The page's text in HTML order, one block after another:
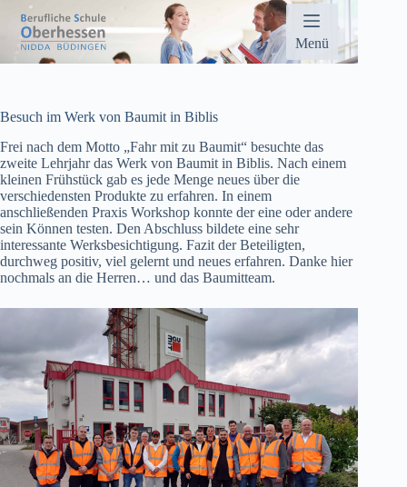
Inhalt
springen
Menü
Besuch im Werk von Baumit in Biblis
Frei nach dem Motto „Fahr mit zu Baumit“ besuchte das
zweite Lehrjahr das Werk von Baumit in Biblis. Nach einem
kleinen Frühstück gab es jede Menge neues über die
verschiedensten Produkte zu erfahren. In einem
anschließenden Praxis Workshop konnte der eine oder andere
sein Können testen. Den Abschluss bildete eine sehr
interessante Werksbesichtigung. Fazit der Beteiligten,
durchweg positiv, viel gelernt und neues erfahren. Danke hier
nochmals an die Herren… und das Baumitteam.